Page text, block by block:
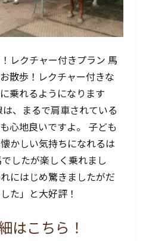
レクチャー付きプラン 馬
散歩！レクチャー付きな
乗れるようになります
、まるで肩車されている
心地良いですよ。 子ども
かしい気持ちになれるは
したが楽しく乗れまし
にはじめ驚きましたがだ
た」と大好評！
はこちら！